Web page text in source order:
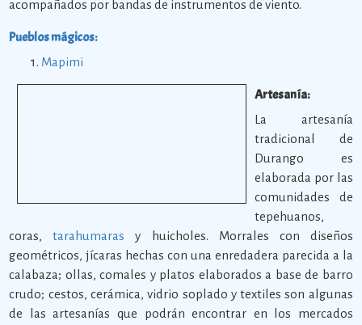
acompañados por bandas de instrumentos de viento.
Pueblos mágicos:
Mapimi
Artesanía:
La artesanía
tradicional de
Durango es
elaborada por las
comunidades de
tepehuanos,
coras,tarahumaras y huicholes. Morrales con diseños
geométricos, jícaras hechas con una enredadera parecida a la
calabaza; ollas, comales y platos elaborados a base de barro
crudo; cestos, cerámica, vidrio soplado y textiles son algunas
de las artesanías que podrán encontrar en los mercados